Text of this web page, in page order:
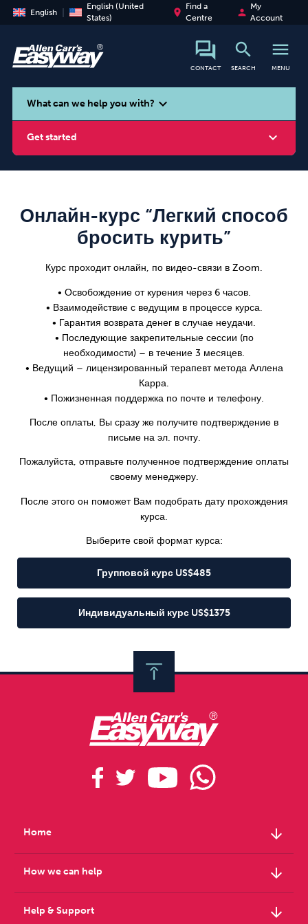
English
English (United
States)
place
Find a
Centre
person
My
Account
CONTACT
search
SEARCH
menu
MENU
search
What can we help you with? expand_more
Get started expand_more
Weight Emotional Eating Sugar
Drugs Cannabis Cocaine
Gambling
Wellbeing at Work
Онлайн-курс “Легкий способ
бросить курить”
Курс проходит онлайн, по видео-связи в Zoom.
• Освобождение от курения через 6 часов.
• Взаимодействие с ведущим в процессе курса.
• Гарантия возврата денег в случае неудачи.
• Последующие закрепительные сессии (по
необходимости) – в течение 3 месяцев.
• Ведущий – лицензированный терапевт метода Аллена
Карра.
• Пожизненная поддержка по почте и телефону.
После оплаты, Вы сразу же получите подтверждение в
письме на эл. почту.
Пожалуйста, отправьте полученное подтверждение оплаты
своему менеджеру.
После этого он поможет Вам подобрать дату прохождения
курса.
Выберите свой формат курса:
Групповой курс US$485
Индивидуальный курс US$1375
Home arrow_downward
How we can help arrow_downward
Help & Support arrow_downward